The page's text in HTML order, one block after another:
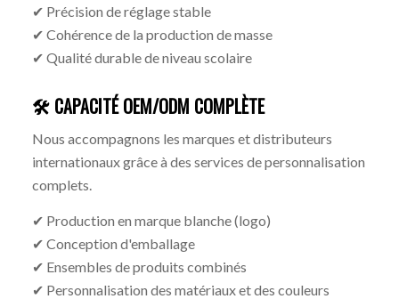
✔ Précision de réglage stable
✔ Cohérence de la production de masse
✔ Qualité durable de niveau scolaire
🛠 CAPACITÉ OEM/ODM COMPLÈTE
Nous accompagnons les marques et distributeurs
internationaux grâce à des services de personnalisation
complets.
✔ Production en marque blanche (logo)
✔ Conception d'emballage
✔ Ensembles de produits combinés
✔ Personnalisation des matériaux et des couleurs